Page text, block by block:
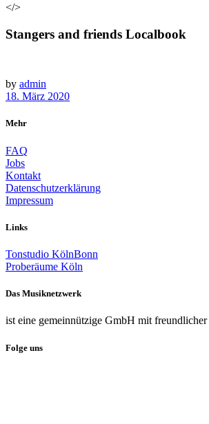
</>
Stangers and friends Localbook
by admin
18. März 2020
Mehr
FAQ
Jobs
Kontakt
Datenschutzerklärung
Impressum
Links
Tonstudio KölnBonn
Proberäume Köln
Das Musiknetzwerk
ist eine gemeinnützige GmbH mit
Folge uns